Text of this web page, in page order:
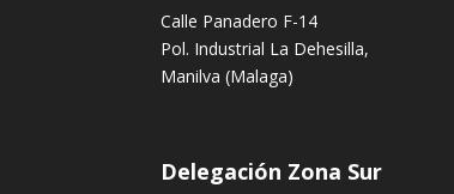
Calle Panadero F-14
Pol. Industrial La Dehesilla,
Manilva (Malaga)
Delegación Zona Sur